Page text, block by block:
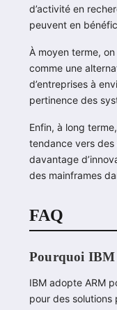
d’activité en
peuvent en
À moyen terme,
comme une
d’entreprises à
pertinence des
Enfin, à long
tendance vers
davantage
des mainframes
FAQ
Pourquoi IBM
IBM adopte ARM
pour des solutions